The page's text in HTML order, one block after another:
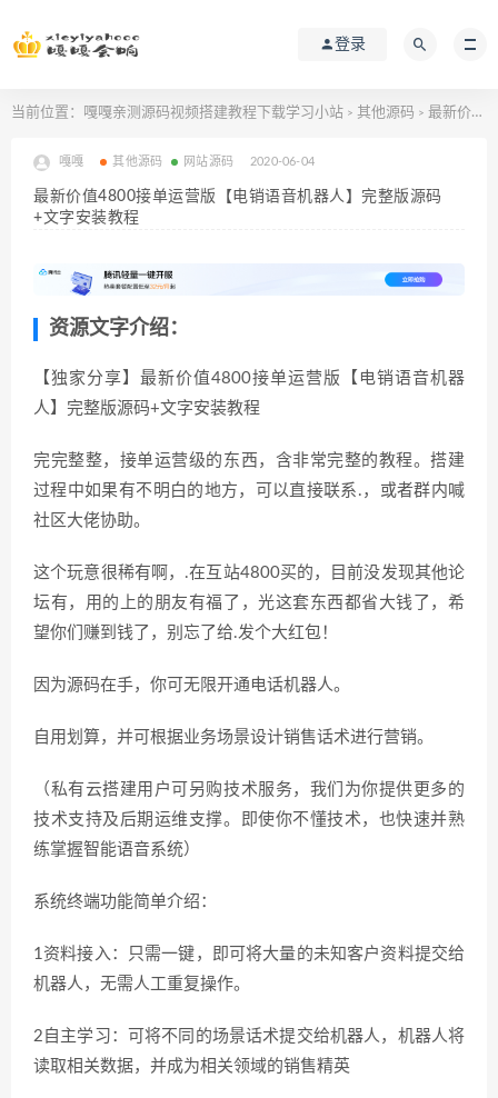
登录
当前位置： 嘎嘎亲测源码视频搭建教程下载学习小站 > 其他源码 > 最新价值4800接单运营版【电销语音机器人】完整版源码+文字安装教程
嘎嘎 其他源码 网站源码 2020-06-04
最新价值4800接单运营版【电销语音机器人】完整版源码
+文字安装教程
资源文字介绍：
【独家分享】最新价值4800接单运营版【电销语音机器
人】完整版源码+文字安装教程
完完整整，接单运营级的东西，含非常完整的教程。搭建
过程中如果有不明白的地方，可以直接联系.，或者群内喊
社区大佬协助。
这个玩意很稀有啊，.在互站4800买的，目前没发现其他论
坛有，用的上的朋友有福了，光这套东西都省大钱了，希
望你们赚到钱了，别忘了给.发个大红包！
因为源码在手，你可无限开通电话机器人。
自用划算，并可根据业务场景设计销售话术进行营销。
（私有云搭建用户可另购技术服务，我们为你提供更多的
技术支持及后期运维支撑。即使你不懂技术，也快速并熟
练掌握智能语音系统）
系统终端功能简单介绍：
1资料接入：只需一键，即可将大量的未知客户资料提交给
机器人，无需人工重复操作。
2自主学习：可将不同的场景话术提交给机器人，机器人将
读取相关数据，并成为相关领域的销售精英